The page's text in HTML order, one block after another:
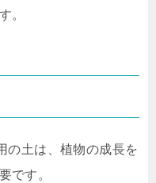
。
の土は、植物の成長を
です。